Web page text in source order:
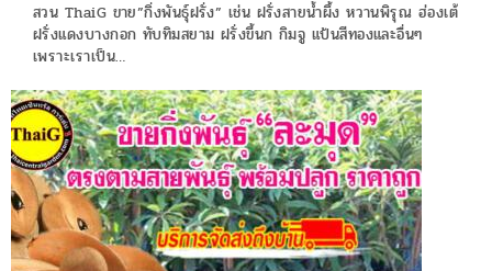
สวน ThaiG ขาย”กิ่งพันธุ์ฝรั่ง” เช่น ฝรั่งสายน้ำผึ้ง หวานพิรุณ ฮ่องเต้
ฝรั่งแดงบางกอก ทับทิมสยาม ฝรั่งขี้นก กิมจู แป้นสีทองและอื่นๆ
เพราะเราเป็น…